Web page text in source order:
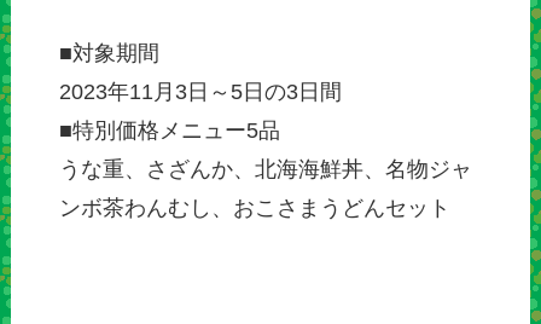
■対象期間
2023年11月3日～5日の3日間
■特別価格メニュー5品
うな重、さざんか、北海海鮮丼、名物ジャ
ンボ茶わんむし、おこさまうどんセット